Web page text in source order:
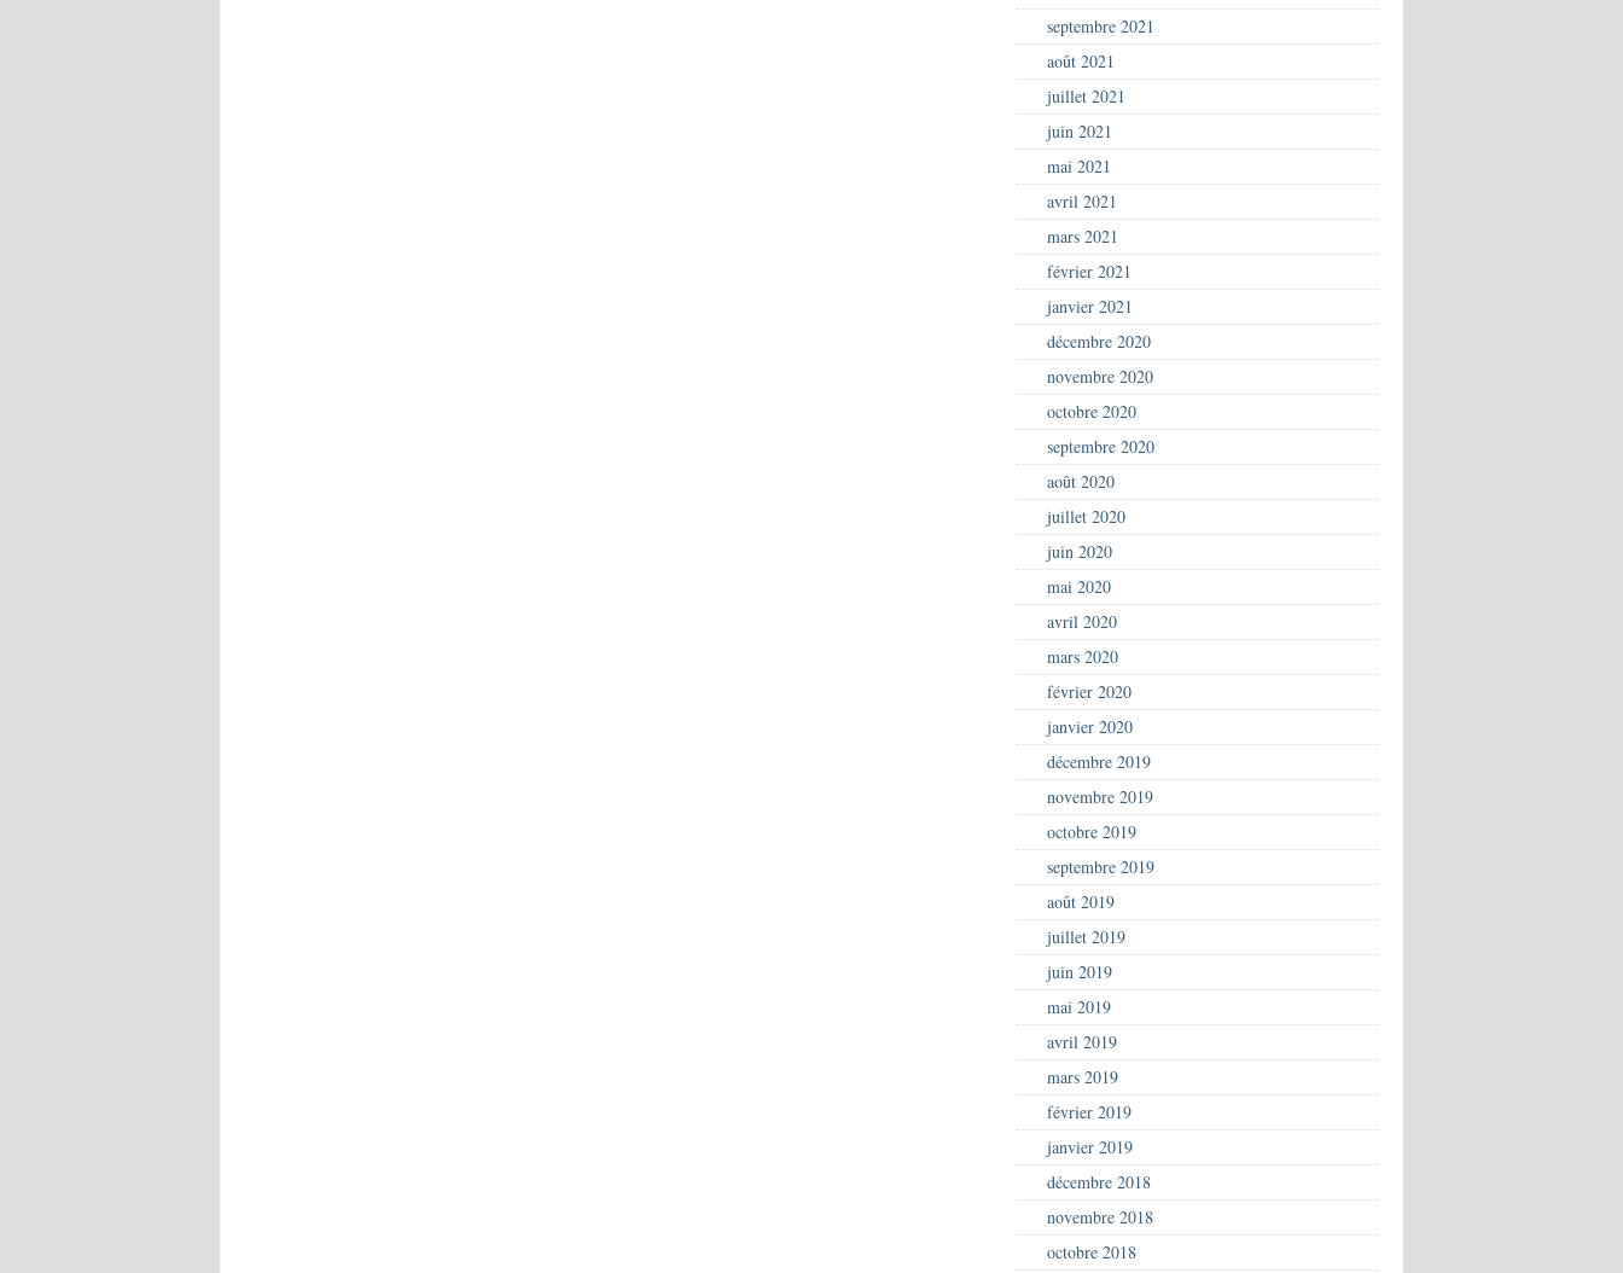
septembre 2021
août 2021
juillet 2021
juin 2021
mai 2021
avril 2021
mars 2021
février 2021
janvier 2021
décembre 2020
novembre 2020
octobre 2020
septembre 2020
août 2020
juillet 2020
juin 2020
mai 2020
avril 2020
mars 2020
février 2020
janvier 2020
décembre 2019
novembre 2019
octobre 2019
septembre 2019
août 2019
juillet 2019
juin 2019
mai 2019
avril 2019
mars 2019
février 2019
janvier 2019
décembre 2018
novembre 2018
octobre 2018